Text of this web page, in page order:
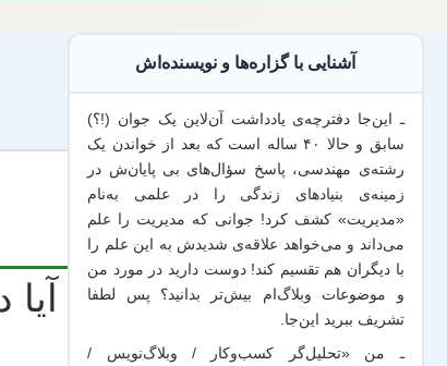
آشنایی با گزاره‌ها و نویسنده‌اش
ـ این‌جا دفترچه‌ی یادداشت‌ آن‌لاین یک جوان (!؟)
سابق و حالا ۴۰ ساله است که بعد از خواندن یک
رشته‌ی مهندسی، پاسخ سؤال‌های بی پایان‌ش در
زمینه‌ی بنیادهای زندگی را در علمی به‌نام
«مدیریت» کشف کرد! جوانی که مدیریت را علم
می‌داند و می‌خواهد علاقه‌ی شدیدش به این علم را
بادیگران همتقسیم کند! دوست دارید در مورد من
و موضوعات وبلاگ‌ام بیش‌تر بدانید؟ پس لطفا
تشریف ببرید این‌جا.
ـ من «تحلیل‌گر کسب‌وکار / وبلاگ‌نویس /